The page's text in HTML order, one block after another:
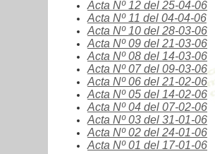
Acta Nº 12 del 25-04-06
Acta Nº11 del 04-04-06
Acta Nº10 del 28-03-06
Acta Nº 09 del 21-03-06
Acta Nº 08 del 14-03-06
Acta Nº 07del 09-03-06
Acta Nº06 del 21-02-06
Acta Nº 05 del 14-02-06
Acta Nº 04 del 07-02-06
Acta Nº03 del 31-01-06
Acta Nº 02 del 24-01-06
Acta Nº01 del 17-01-06